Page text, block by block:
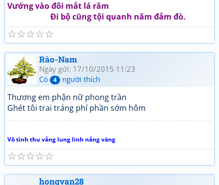
Vướng vào đôi mắt lá răm
Đi bộ cũng tội quanh năm đắm đò.
☆
☆
☆
☆
☆
Rào-Nam
Ngày gửi: 17/10/2015 11:23
Có
4 người thích
Thương em phận nữ phong trần
Ghét tôi trai tráng phí phần sớm hôm
Vô tình thu vắng lung linh nắng vàng
☆
☆
☆
☆
☆
hongvan28